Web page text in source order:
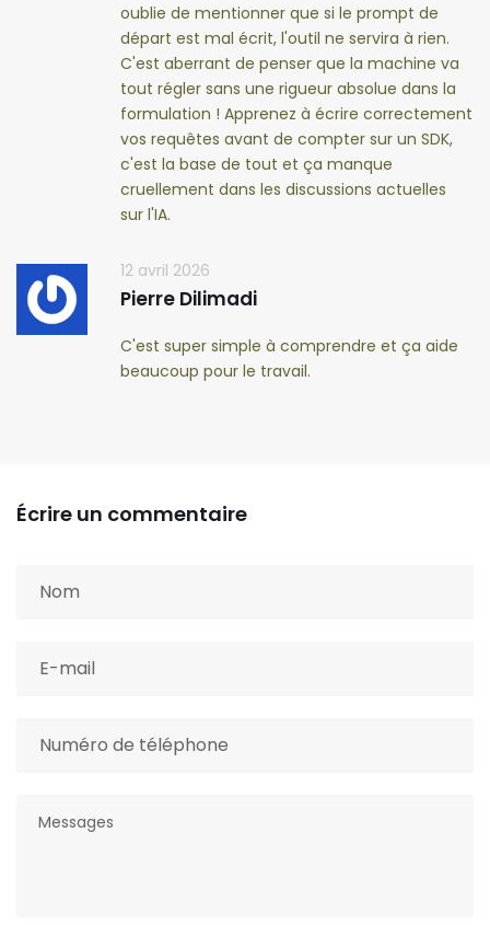
oublie de mentionner que si le prompt de
départ est mal écrit, l'outil ne servira à rien.
C'est aberrant de penser que la machine va
tout régler sans une rigueur absolue dans la
formulation ! Apprenez à écrire correctement
vos requêtes avant de compter sur un SDK,
c'est la base de tout et ça manque
cruellement dans les discussions actuelles
sur l'IA.
12 avril 2026
Pierre Dilimadi
C'est super simple à comprendre et ça aide
beaucoup pour le travail.
Écrire un commentaire